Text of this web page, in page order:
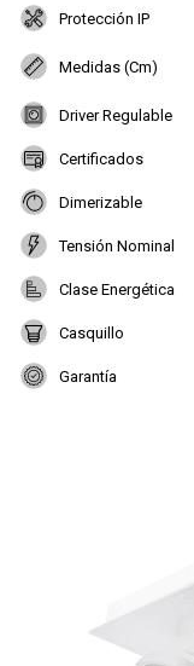
Protección IP
Medidas (Cm)
Driver Regulable
Certificados
Dimerizable
Tensión Nominal
Clase Energética
Casquillo
Garantía